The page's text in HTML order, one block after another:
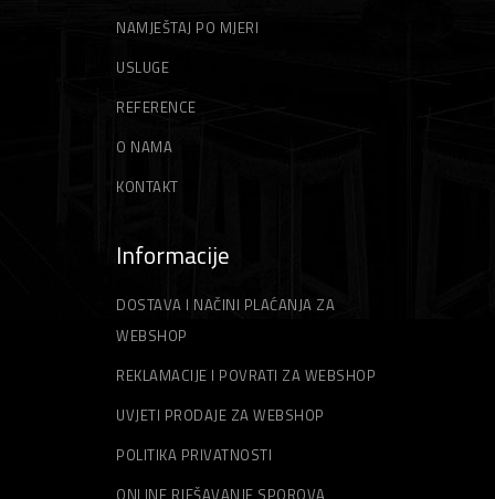
NAMJEŠTAJ PO MJERI
USLUGE
REFERENCE
O NAMA
KONTAKT
Informacije
DOSTAVA I NAČINI PLAĆANJA ZA
WEBSHOP
REKLAMACIJE I POVRATI ZA WEBSHOP
UVJETI PRODAJE ZA WEBSHOP
POLITIKA PRIVATNOSTI
ONLINE RJEŠAVANJE SPOROVA